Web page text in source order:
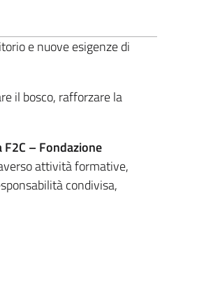
e nuove esigenze di
il bosco, rafforzare la
– Fondazione
attività formative,
condivisa,